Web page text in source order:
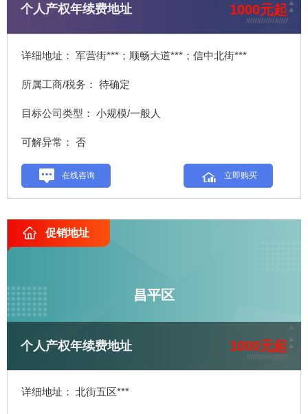
个人产权年续费地址 1000元起
详细地址： 军营街***；顺畅大道***；信中北街***
所属工商/税务： 待确定
目标公司类型： 小规模/一般人
可解异常： 否
在线咨询 立即购买
促销地址
个人产权年续费地址 1000元起
昌平区
详细地址： 北街五区***